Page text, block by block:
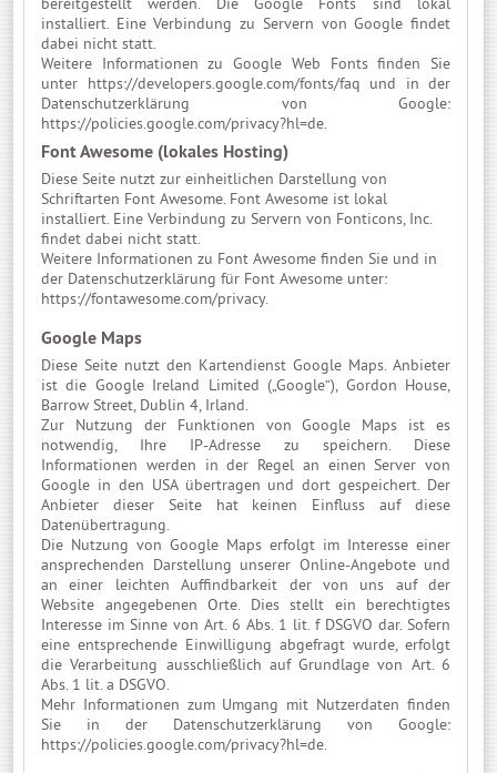
installiert. Eine Verbindung zu Servern von Google findet
dabei nicht statt.
Weitere Informationen zu Google Web Fonts finden Sie
unter https://developers.google.com/fonts/faq und in der
Datenschutzerklärung von Google:
https://policies.google.com/privacy?hl=de.
Font Awesome (lokales Hosting)
Diese Seite nutzt zur einheitlichen Darstellung von
Schriftarten Font Awesome. Font Awesome ist lokal
installiert. Eine Verbindung zu Servern von Fonticons, Inc.
findet dabei nicht statt.
Weitere Informationen zu Font Awesome finden Sie und in
der Datenschutzerklärung für Font Awesome unter:
https://fontawesome.com/privacy.
Google Maps
Diese Seite nutzt den Kartendienst Google Maps. Anbieter
ist die Google Ireland Limited („Google“), Gordon House,
Barrow Street, Dublin 4, Irland.
Zur Nutzung der Funktionen von Google Maps ist es
notwendig, Ihre IP-Adresse zu speichern. Diese
Informationen werden in der Regel an einen Server von
Google in den USA übertragen und dort gespeichert. Der
Anbieter dieser Seite hat keinen Einfluss auf diese
Datenübertragung.
Die Nutzung von Google Maps erfolgt im Interesse einer
ansprechenden Darstellung unserer Online-Angebote und
an einer leichten Auffindbarkeit der von uns auf der
Website angegebenen Orte. Dies stellt ein berechtigtes
Interesse im Sinne von Art. 6 Abs. 1 lit. f DSGVO dar. Sofern
eine entsprechende Einwilligung abgefragt wurde, erfolgt
die Verarbeitung ausschließlich auf Grundlage von Art. 6
Abs. 1 lit. a DSGVO.
Mehr Informationen zum Umgang mit Nutzerdaten finden
Sie in der Datenschutzerklärung von Google:
https://policies.google.com/privacy?hl=de.